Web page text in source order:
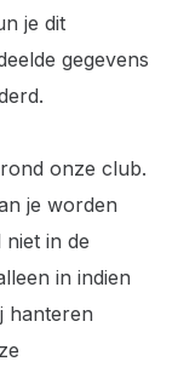
je dit
gegevens
onze club.
je worden
niet in de
in indien
hanteren